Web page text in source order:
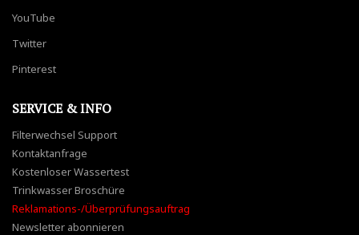
YouTube
Twitter
Pinterest
SERVICE & INFO
Filterwechsel Support
Kontaktanfrage
Kostenloser Wassertest
Trinkwasser Broschüre
Reklamations-/Überprüfungsauftrag
Newsletter abonnieren